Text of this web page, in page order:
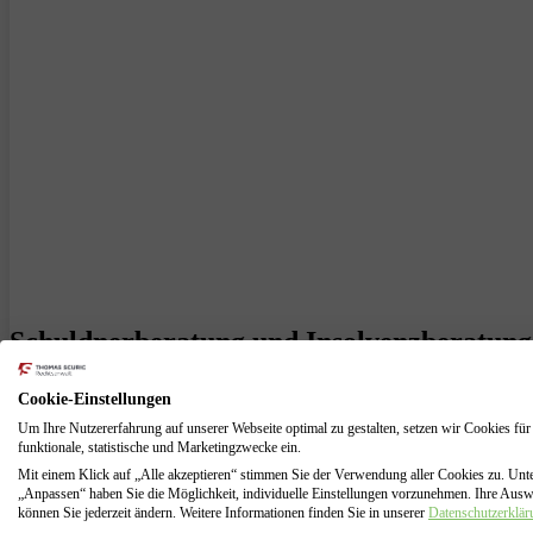
Schuldnerberatung und
Als Selbstständiger trägt man eine hohe Verantwortung: Man ist
wenn die finanzielle Situation schwierig wird und Schulden sich
Unterstützung zu suchen. Wir sind hier, um Sie in Niederkirchen
UnsereSchuldnerberatungfür Selbstständige aus Niederkrüchten ist
jede Situation einzigartig. Deshalb arbeiten wir mit Ihnen
Unachtsamkeit entstehen. Oftmals können auch
Cookie-Einstellungen
Um Ihre Nutzererfahrung auf unserer Webseite optimal zu gestalten, setzen wir Cookies für
funktionale, statistische und Marketingzwecke ein.
Mit einem Klick auf „Alle akzeptieren“ stimmen Sie der Verwendung aller Cookies zu.
„Anpassen“ haben Sie die Möglichkeit, individuelle Einstellungen vorzunehmen. Ihre
können Sie jederzeit ändern. Weitere Informationen finden Sie in unserer